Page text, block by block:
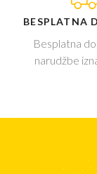
BESPLATNA
Besplatna
narudžbe